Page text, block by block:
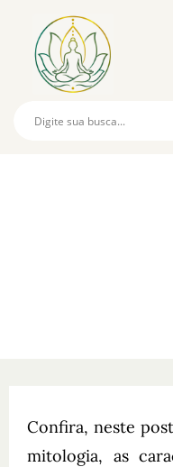
Confira, neste
mitologia, as